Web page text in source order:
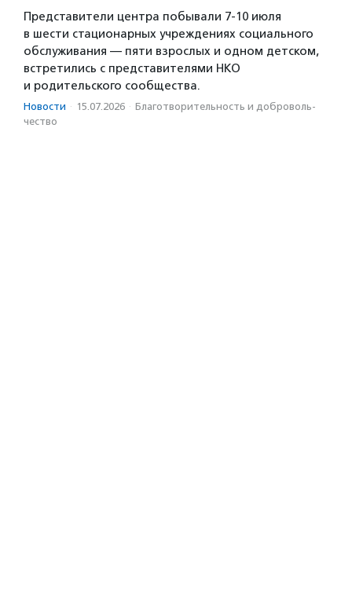
Представители центра побывали 7-10 июля
в шести стационарных учреждениях социального
обслуживания — пяти взрослых и одном детском,
встретились с представителями НКО
и родительского сообщества.
Новости · 15.07.2026 · Благотвори­тель­ность и доброволь­
чест­во